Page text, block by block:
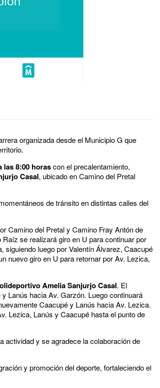
organizada desde el Municipio G que
las 8:00 horascon el precalentamiento,
Casal, ubicado en Camino del Pretal
de tránsito en distintas calles del
Camino del Pretal y Camino Fray Antón de
se realizará giro en U para continuar por
siguiendo luego por Valentín Álvarez, Caacupé
nuevo giro en U para retornar por Av. Lezica,
Amelia Sanjurjo Casal. El
Lanús hacia Av. Garzón. Luego continuará
Caacupé y Lanús hacia Av. Lezica.
Lezica, Lanús y Caacupé hasta el punto de
actividad y se agradece la colaboración de
y promoción del deporte, fortaleciendo el